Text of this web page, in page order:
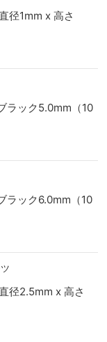
径1mm x 高さ
ラック5.0mm（10
ラック6.0mm（10
径2.5mm x 高さ